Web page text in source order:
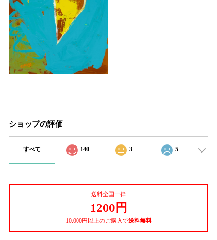
ショップの評価
すべて 140 3 5
送料全国一律
1200円
10,000円以上のご購入で送料無料